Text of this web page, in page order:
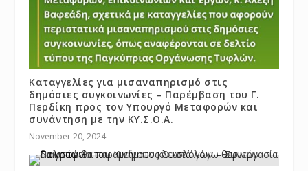
Καταγγελίες για μισαναπηρισμό στις
δημόσιες συγκοινωνίες – Παρέμβαση του Γ.
Περδίκη προς τον Υπουργό Μεταφορών και
συνάντηση με την ΚΥ.Σ.Ο.Α.
November 20, 2024